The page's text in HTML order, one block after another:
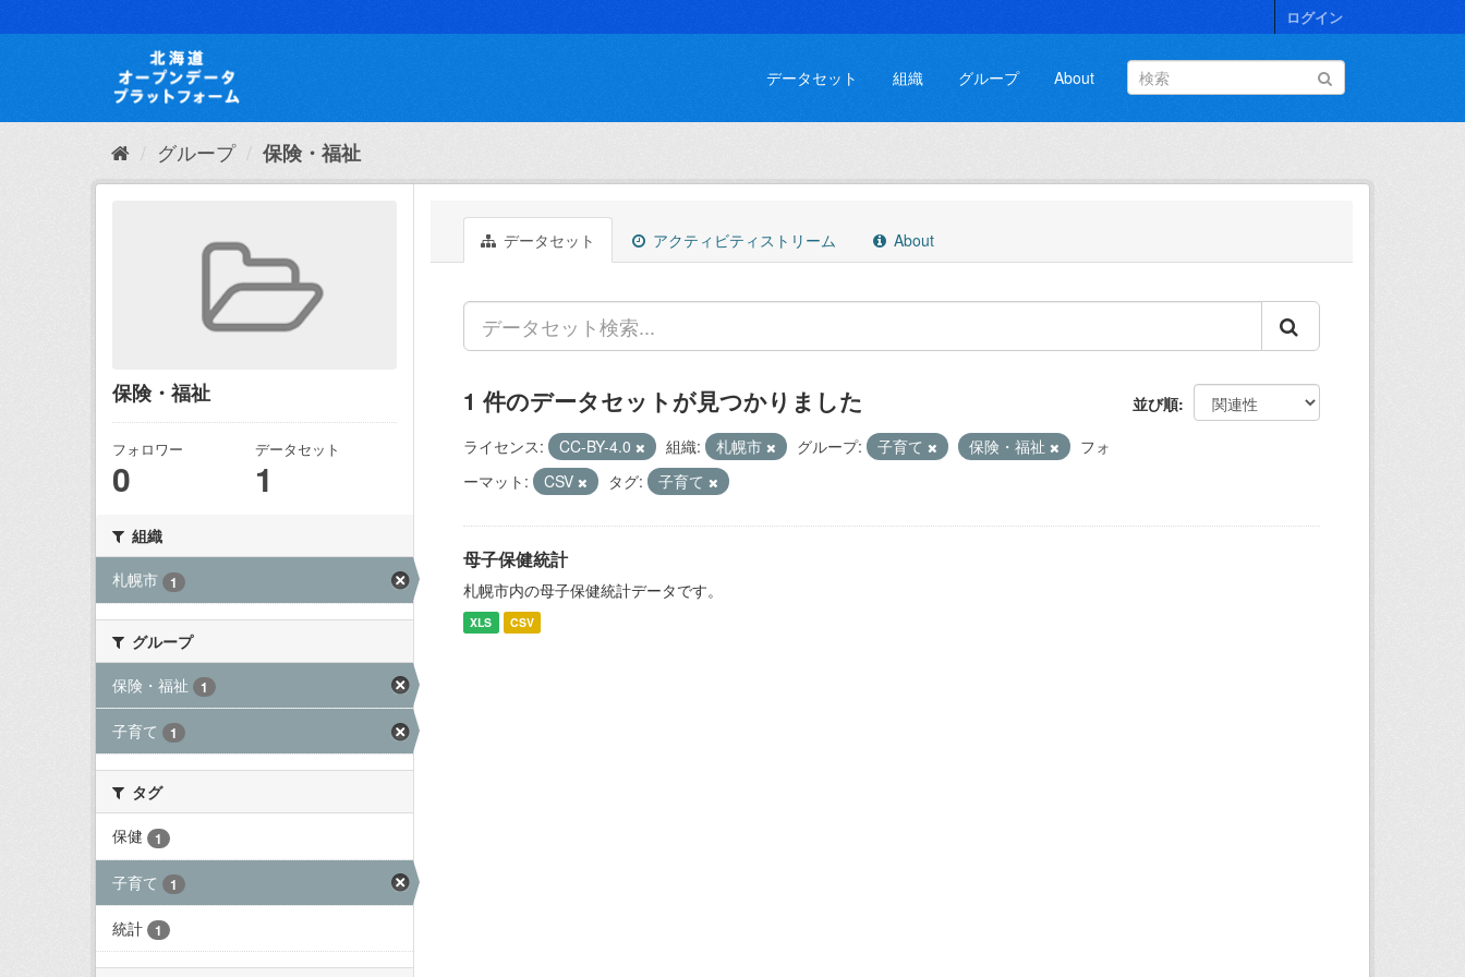
キ
て
ログイン
データセット 組織 グループ About
グループ 保険・福祉
保険・福祉
フォロワー
0
データセット
1
組織
札幌市
1
グループ
保険・福祉
1
子育て 1
タグ
保健
1
子育て 1
統計 1
データセット アクティビティストリーム About
並び順
1 件のデータセットが見つかりました
ライセンス: CC-BY-4.0 組織: 札幌市 グループ: 子育て 保険・福祉
フォ
ーマット:
CSV タグ: 子育て
母子保健統計
札幌市内の母子保健統計データです。
XLS CSV